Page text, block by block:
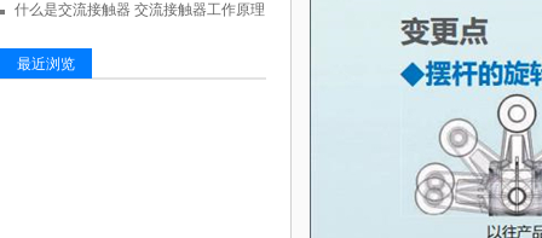
什么是交流接触器 交流接触器工作原理
最近浏览